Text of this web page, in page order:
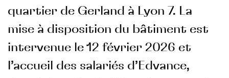
quartier de Gerland à Lyon 7. La
mise à disposition du bâtiment est
intervenue le 12 février 2026 et
l’accueil des salariés d’Edvance,